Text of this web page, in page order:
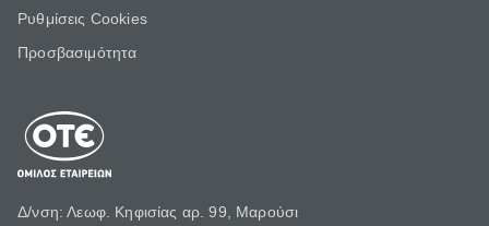
Ρυθμίσεις Cookies
Προσβασιμότητα
Δ/νση: Λεωφ. Κηφισίας αρ. 99, Μαρούσι